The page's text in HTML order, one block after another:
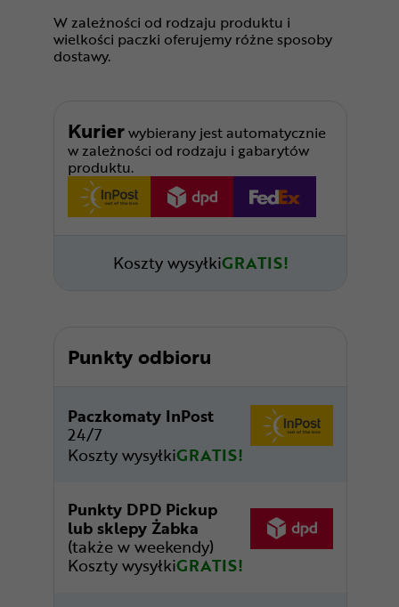
W zależności od rodzaju produktu i
wielkości paczki oferujemy różne sposoby
dostawy.
Kurierwybierany jest automatycznie
w zależności od rodzaju i gabarytów
produktu.
Koszty wysyłkiGRATIS!
Punkty odbioru
Paczkomaty InPost
24/7
Koszty wysyłkiGRATIS!
Punkty DPD Pickup
lub sklepy Żabka
(także w weekendy)
Koszty wysyłkiGRATIS!